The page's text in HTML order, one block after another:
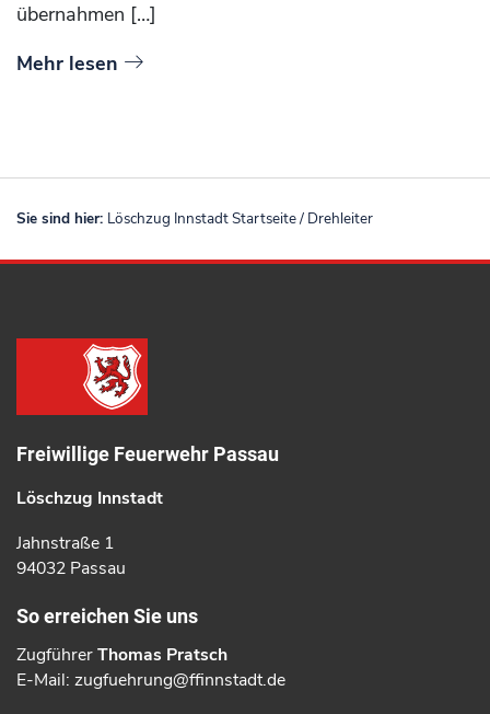
übernahmen […]
Mehr lesen
Sie sind hier: Löschzug Innstadt Startseite/ Drehleiter
Freiwillige Feuerwehr Passau
Löschzug Innstadt
Jahnstraße 1
94032 Passau
So erreichen Sie uns
ZugführerThomas Pratsch
E-Mail: zugfuehrung@ffinnstadt.de